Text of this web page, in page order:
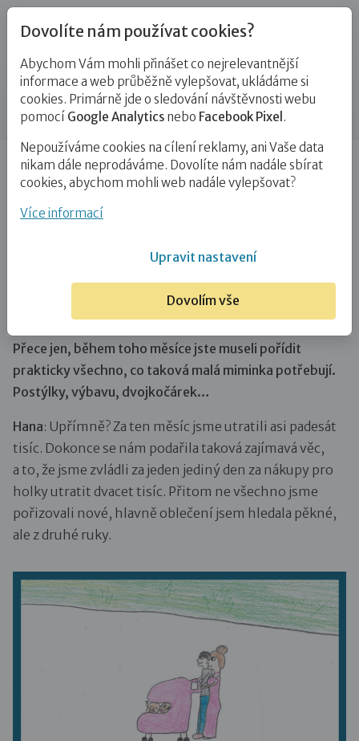
Blog
Příspěvek
Úvod Blog Adopce
Adopce zblízka: Za nákupy pro
holky jsme utratili padesát…
Adopce zblízka: Za nákupy pro holky
14. 12. 2019 Adopce Zájemci o NRP
Přece jen, během toho měsíce jste museli pořídit
prakticky všechno, co taková malá miminka potřebují.
Postýlky, výbavu, dvojkočárek…
Hana: Upřímně? Za ten měsíc jsme utratili asi padesát
tisíc. Dokonce se nám podařila taková zajímavá věc,
a to, že jsme zvládli za jeden jediný den za nákupy pro
holky utratit dvacet tisíc. Přitom ne všechno jsme
pořizovali nové, hlavně oblečení jsem hledala pěkné,
ale z druhé ruky.
Dovolíte nám používat cookies?
Abychom Vám mohli přinášet co nejrelevantnější
informace a web průběžně vylepšovat, ukládáme si
cookies. Primárně jde o sledování návštěvnosti webu
pomocí Google Analytics nebo Facebook Pixel .
Nepoužíváme cookies na cílení reklamy, ani Vaše data
nikam dále neprodáváme. Dovolíte nám nadále sbírat
cookies, abychom mohli web nadále vylepšovat?
Více informací
Upravit nastavení
Dovolím vše